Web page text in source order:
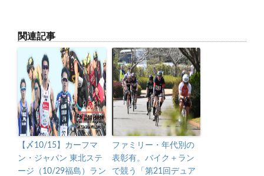
関連記事
【〆10/15】カーフマ
ン・ジャパン 東北ステ
ージ（10/29福島）ラン
ファミリー・年代別の
表彰有。バイク＋ラン
で競う「第21回デュア